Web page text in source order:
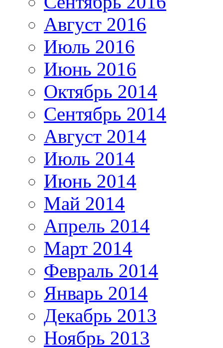
Август 2016
Июль 2016
Июнь 2016
Октябрь 2014
Сентябрь 2014
Август 2014
Июль 2014
Июнь 2014
Май 2014
Апрель 2014
Март 2014
Февраль 2014
Январь 2014
Декабрь 2013
Ноябрь 2013